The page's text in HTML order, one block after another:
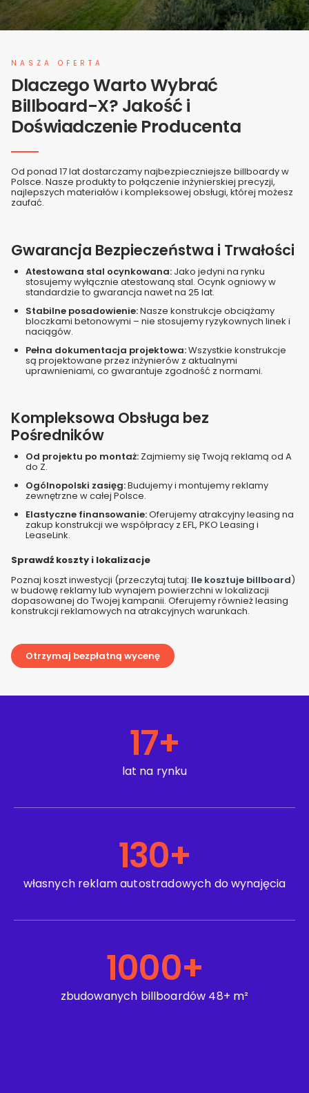
NASZA OFERTA
Dlaczego Warto Wybrać
Billboard-X? Jakość i
Doświadczenie Producenta
Od ponad 17 lat dostarczamy najbezpieczniejsze billboardy w
Polsce. Nasze produkty to połączenie inżynierskiej precyzji,
najlepszych materiałów i kompleksowej obsługi, której możesz
zaufać.
Gwarancja Bezpieczeństwa i Trwałości
Atestowana stal ocynkowana: Jako jedyni na rynku
stosujemy wyłącznie atestowaną stal. Ocynk ogniowy w
standardzie to gwarancja nawet na 25 lat.
Stabilne posadowienie:Nasze konstrukcje obciążamy
bloczkami betonowymi – nie stosujemy ryzykownych linek i
naciągów.
Pełna dokumentacja projektowa:Wszystkie konstrukcje
są projektowane przez inżynierów z aktualnymi
uprawnieniami, co gwarantuje zgodność z normami.
Kompleksowa Obsługa bez
Pośredników
Od projektu po montaż: Zajmiemy się Twoją reklamą od A
do Z.
Ogólnopolski zasięg:Budujemy i montujemy reklamy
zewnętrzne w całej Polsce.
Elastyczne finansowanie:Oferujemy atrakcyjny leasing na
zakup konstrukcji we współpracy z EFL, PKO Leasing i
LeaseLink.
Sprawdź koszty i lokalizacje
Poznaj koszt inwestycji (przeczytaj tutaj: Ile kosztuje billboard)
w budowę reklamy lub wynajem powierzchni w lokalizacji
dopasowanej do Twojej kampanii. Oferujemy również leasing
konstrukcji reklamowych na atrakcyjnych warunkach.
Otrzymaj bezpłatną wycenę
lat na rynku
17+
własnych reklam autostradowych do wynajęcia
130+
zbudowanych billboardów 48+ m²
1000+